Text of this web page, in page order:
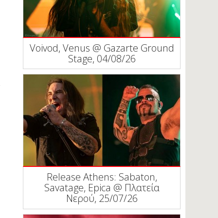
Voivod, Venus @ Gazarte Ground
Stage, 04/08/26
Release Athens: Sabaton,
Savatage, Epica @ Πλατεία
Νερού, 25/07/26